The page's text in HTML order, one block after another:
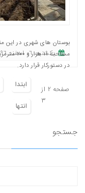
در دستوركار قرار دارد.
یکشنبه، ٠٦ اسفند ١٣٩٦ - ١٥:٠٠
صفحه ٢ از
٣
ابتدا
انتها
جستجو